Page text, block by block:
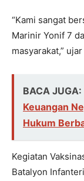
“Kami sangat
Marinir Yonif 7
masyarakat,”
BACA JUGA:
Keuangan
Hukum
Kegiatan
Batalyon